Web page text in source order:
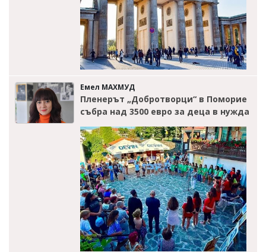
Емел МАХМУД
Пленерът „Добротворци“ в Поморие
събра над 3500 евро за деца в нужда